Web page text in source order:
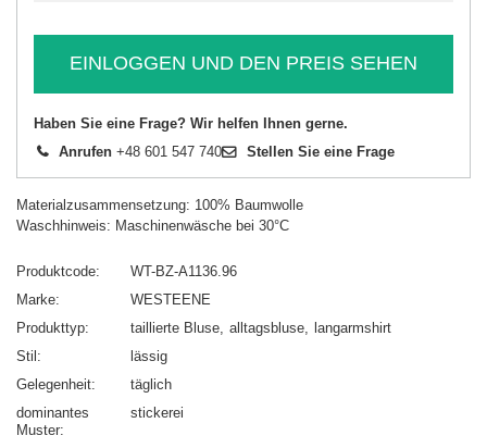
EINLOGGEN UND DEN PREIS SEHEN
Haben Sie eine Frage? Wir helfen Ihnen gerne.
Anrufen +48 601 547 740 Stellen Sie eine Frage
Materialzusammensetzung: 100% Baumwolle
Waschhinweis: Maschinenwäsche bei 30°C
Produktcode
WT-BZ-A1136.96
Marke
WESTEENE
Produkttyp
taillierte Bluse alltagsbluse
langarmshirt
Stil
lässig
Gelegenheit
täglich
dominantes
Muster
stickerei